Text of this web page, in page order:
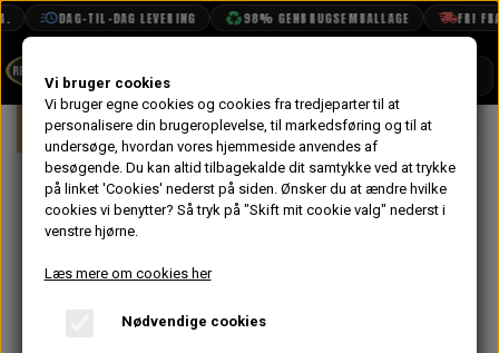
DAG-TIL-DAG LEVERING 98% GENBRUGSEMBALLAGE FRI
BOOK TID
PROJEKTER
TEKNISK DATA
VANDPOLERING
Forside Mini Karrosseri Døre
På lager
Pakning til
Dørhåndtag,
Stor - MK3
Vi bruger cookies
Vi bruger egne cookies og cookies fra tredjeparter til at
personalisere din brugeroplevelse, til markedsføring og til at
undersøge, hvordan vores hjemmeside anvendes af
besøgende. Du kan altid tilbagekalde dit samtykke ved at trykke
på linket 'Cookies' nederst på siden. Ønsker du at ændre hvilke
cookies vi benytter? Så tryk på "Skift mit cookie valg" nederst i
venstre hjørne.
Læs mere om cookies her
Nødvendige cookies